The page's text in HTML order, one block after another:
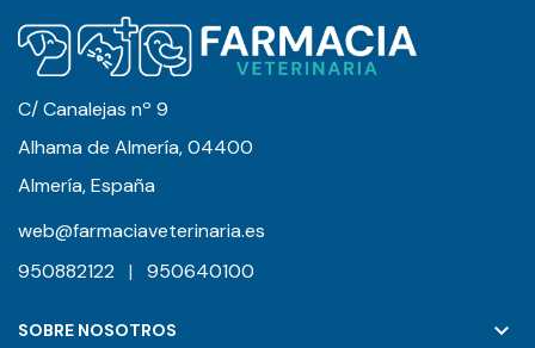
C/ Canalejas nº 9
Alhama de Almería, 04400
Almería, España
web@farmaciaveterinaria.es
950882122
| 950640100
SOBRE NOSOTROS keyboard_arrow_down